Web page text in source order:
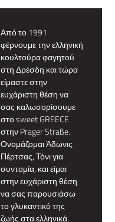
Από το 1991
φέρνουμε την ελληνική
κουλτούρα φαγητού
στη Δρέσδη και τώρα
είμαστε στην
ευχάριστη θέση να
σας καλωσορίσουμε
στο sweet GREECE
στην Prager Straße.
Ονομάζομαι Άδωνις
Πέρτσας, Τόνι για
συντομία, και είμαι
στην ευχάριστη θέση
να σας παρουσιάσω
το γλυκαντικό της
ζωής στα ελληνικά.